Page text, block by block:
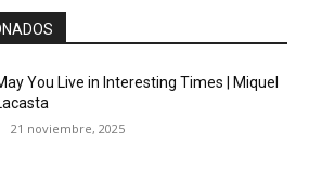
You Live in Interesting Times | Miquel
21 noviembre, 2025